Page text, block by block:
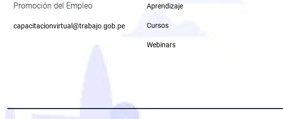
Promoción del Empleo
capacitacionvirtual@trabajo.gob.pe
Aprendizaje
Cursos
Webinars